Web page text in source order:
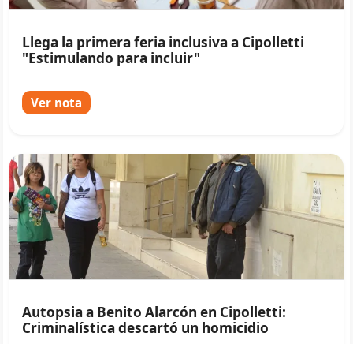
Llega la primera feria inclusiva a Cipolletti
"Estimulando para incluir"
Ver nota
Autopsia a Benito Alarcón en Cipolletti:
Criminalística descartó un homicidio